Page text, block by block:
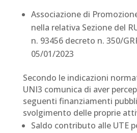
Associazione di
nella relativa Sezione del
n. 93456 decreto n. 350/
05/01/2023
Secondo le indicazioni
UNI3 comunica di aver
seguenti finanziamenti
svolgimento delle proprie
Saldo contributo alle UTE